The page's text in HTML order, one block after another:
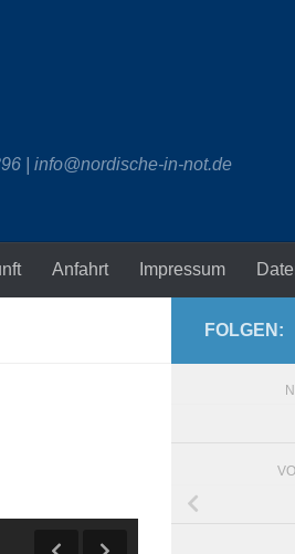
| info@nordische-in-not.de
Anfahrt Impressum
FOLGEN: